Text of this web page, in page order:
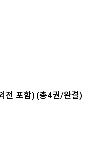
전 포함) (총4권/완결)